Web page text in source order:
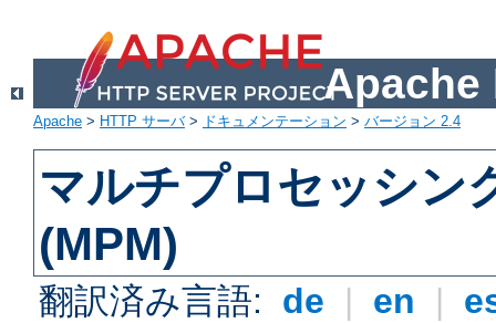
Apache
Apache > HTTP サーバ> ドキュメンテーション > バージョン 2.4
マルチプロセッシン
(MPM)
翻訳済み言語: de | en |